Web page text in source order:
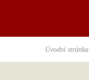
Úvodní stránka